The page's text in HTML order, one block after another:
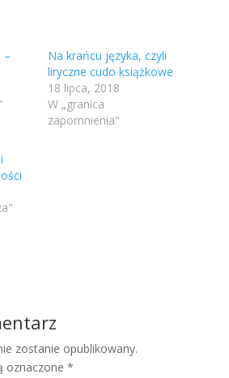
–
Na krańcu języka, czyli
liryczne cudo książkowe
18 lipca, 2018
W „granica
zapomnienia"
zostanie opublikowany.
oznaczone *